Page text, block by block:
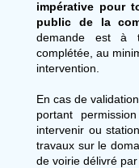
impérative pour
public de la
demande est à
complétée, au
intervention.
En cas de
portant
intervenir ou
travaux sur le
de voirie délivré